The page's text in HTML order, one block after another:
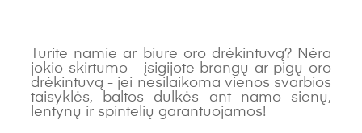
Turite namie ar biure oro drėkintuvą? Nėra
jokio skirtumo - įsigijote brangų ar pigų oro
drėkintuvą - jei nesilaikoma vienos svarbios
taisyklės, baltos dulkės ant namo sienų,
lentynų ir spintelių garantuojamos!